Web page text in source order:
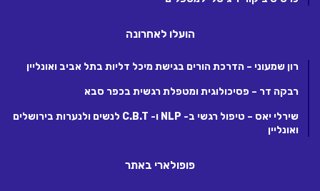
הועלו לאחרונה
רון שמעוני – הדרכת הורים בגישת מיכל דליות בתל אביב ואונליין
רבקה דר – פסיכולוגית ומטפלת רגשית בכפר סבא
שירלי יאס – טיפול רגשי ב- NLP ו- C.B.T לנשים ולנערות בירושלים
ואונליין
פופולארי באתר